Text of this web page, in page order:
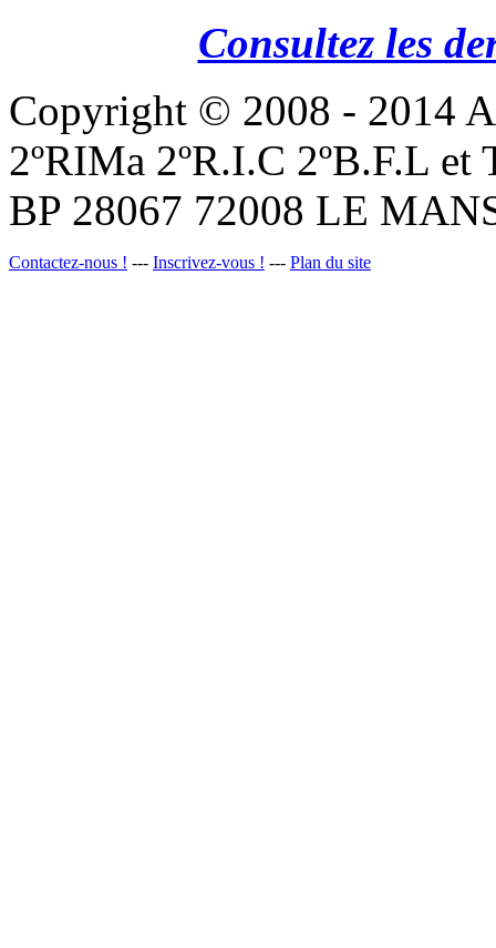
Consultez les
Copyright © 2008 - 2014
2ºRIMa 2ºR.I.C 2ºB.F.L
BP 28067 72008 LE
Contactez-nous ! --- Inscrivez-vous ! --- Plan du site